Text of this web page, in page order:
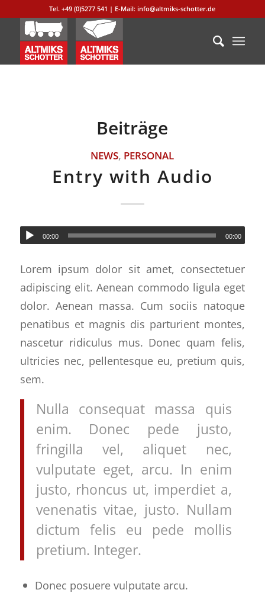
Tel. +49 (0)5277 541 | E-Mail: info@altmiks-schotter.de
Beiträge
NEWS, PERSONAL
Entry with Audio
00:00 00:00
Lorem ipsum dolor sit amet, consectetuer
adipiscing elit. Aenean commodo ligula eget
dolor. Aenean massa. Cum sociis natoque
penatibus et magnis dis parturient montes,
nascetur ridiculus mus. Donec quam felis,
ultricies nec, pellentesque eu, pretium quis,
sem.
Nulla consequat massa quis
enim. Donec pede justo,
fringilla vel, aliquet nec,
vulputate eget, arcu. In enim
justo, rhoncus ut, imperdiet a,
venenatis vitae, justo. Nullam
dictum felis eu pede mollis
pretium. Integer.
Donec posuere vulputate arcu.